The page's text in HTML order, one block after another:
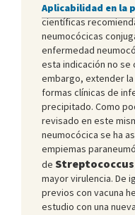
Aplicabilidad en la
científicas
neumocócicas
enfermedad
esta indicación no se
embargo, extender
formas clínicas de
precipitado. Como
revisado en este
neumocócica se ha
empiemas
de
mayor virulencia. De
previos con vacuna
estudio con una